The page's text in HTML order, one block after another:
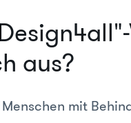
aus?
mit